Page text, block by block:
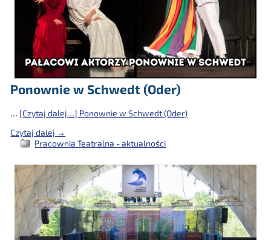
Ponownie w Schwedt (Oder)
… [Czytaj dalej…] Ponownie w Schwedt (Oder)
Czytaj dalej →
Pracownia Teatralna - aktualności